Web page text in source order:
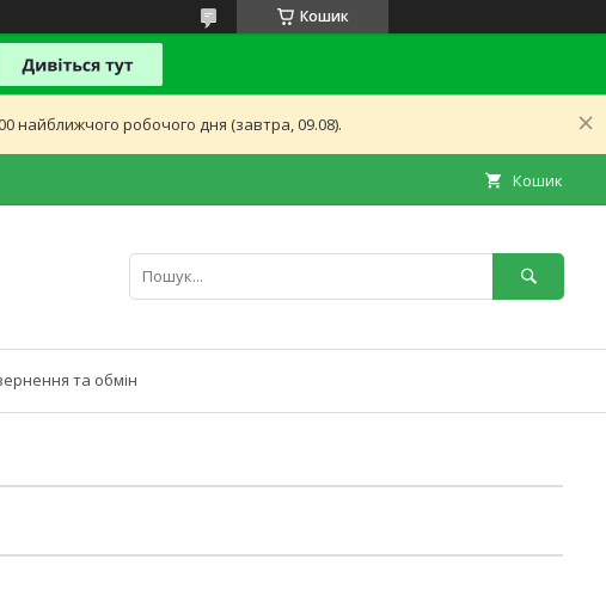
Кошик
найближчого робочого дня (завтра, 09.08).
Кошик
та обмін